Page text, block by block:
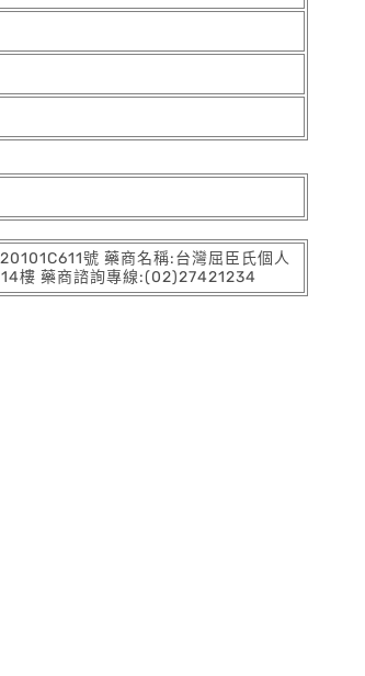
號 藥商名稱:台灣屈臣氏個人
樓 藥商諮詢專線:(02)27421234